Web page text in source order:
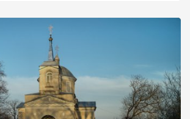
із кам’яними хрестами. Всі епітафії, які
кирилицею, церковнослов’янською
ознаками – цвинтар
датуються 19 століттям. У 1924-1940